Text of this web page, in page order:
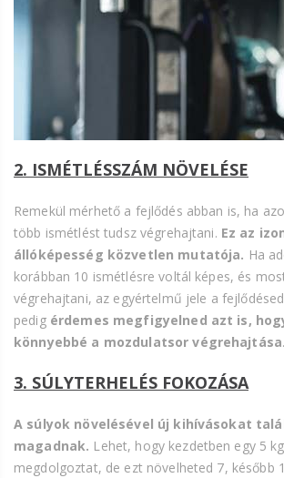
2. ISMÉTLÉSSZÁM NÖVELÉSE
Remekül mérhető a fejlődés abban is, ha
több ismétlést tudsz végrehajtani. Ez az
állóképesség közvetlen mutatója. Ha
korábban 10 ismétlésre voltál képes, és
végrehajtani, az egyértelmű jele a
pedig érdemes megfigyelned azt is,
könnyebbé a mozdulatsor végrehajtása.
3. SÚLYTERHELÉS FOKOZÁSA
A súlyok növelésével új kihívásokat
magadnak. Lehet, hogy kezdetben egy 5
megdolgoztat, de ezt növelheted 7, később